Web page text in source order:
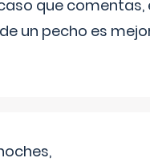
que
un pecho es